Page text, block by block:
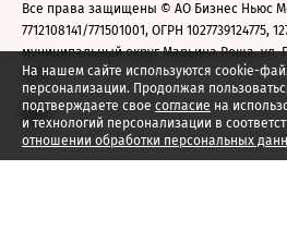
На нашем сайте используются cookie-
персонализации. Продолжая
подтверждаете свое согласие на
и технологий персонализации в
отношении обработки персональных
Все права защищены © АО Бизнес Ньюс
7712108141/771501001, ОГРН 1027739124775,
муниципальный округ Марьина Роща, ул.
2026